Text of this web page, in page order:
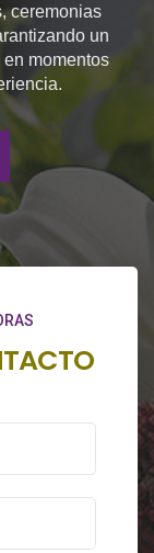
ceremonias
un
momentos